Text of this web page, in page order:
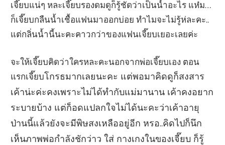
เจี๊ยบแน่ๆ หละเจี๊ยบรองดมดูก็รู้ชัดว่าเป็นน้ำอะไร แห๋ม…
ก็เจี๊ยบกลืนน้ำเชื้อแฟนมาออกบ่อย ทำไมจะไม่รู้ห่ละคะ..
แต่กลิ่นน้ำนี้นะคะคาวกว่าของแฟนเจี๊ยบเยอะเลยค่ะ
จะให้เจี๊ยบคิดว่าใครหละคะนอกจากพ่อเจี๊ยบเอง ตอน
แรกเจี๊ยบโกรธมากเลยนะคะ แต่พอมาคิดดูก็สงสาร
เค้าน่ะค่ะคงเพราะไม่ได้ทำกับแม่มานาน เค้าคงอยาก
ระบายบ้าง แต่ก็อดแปลกใจไม่ได้นะคะว่าเค้าอายุ
ป่านนี้แล้วยังจะมีพิษสงเหลืออยู่อีก หรอ..คิดไปก็นึก
เห็นภาพพ่อกำลังชักว่าว ใส่ กางเกงในของเจี๊ยบ ก็รู้